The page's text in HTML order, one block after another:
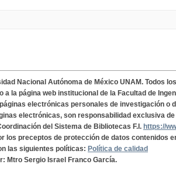
Nacional Autónoma de México UNAM. Todos
a la página web institucional de la Facultad de
electrónicas personales de investigación o
electrónicas, son responsabilidad exclusiva
del Sistema de Bibliotecas F.I. https://
los preceptos de protección de datos contenidos
las siguientes políticas: Política de calidad
Mtro Sergio Israel Franco García.